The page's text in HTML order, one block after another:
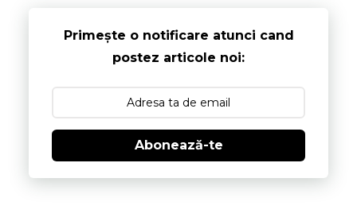
Primește o notificare atunci cand
postez articole noi:
Abonează-te